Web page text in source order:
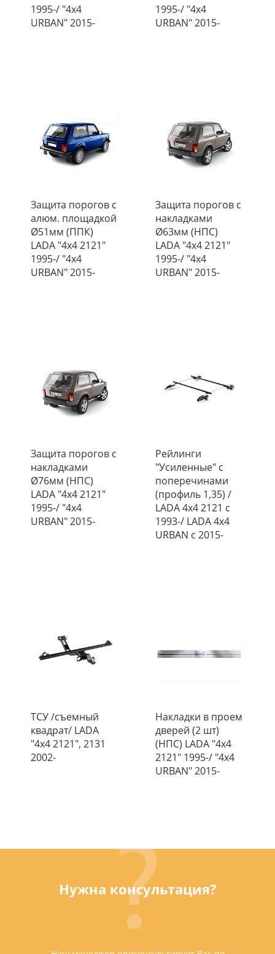
1995-/ "4x4
URBAN" 2015-
1995-/ "4x4
URBAN" 2015-
Защита порогов с
алюм. площадкой
Ø51мм (ППК)
LADA "4х4 2121"
1995-/ "4x4
URBAN" 2015-
Защита порогов с
накладками
Ø63мм (НПС)
LADA "4х4 2121"
1995-/ "4x4
URBAN" 2015-
Защита порогов с
накладками
Ø76мм (НПС)
LADA "4х4 2121"
1995-/ "4x4
URBAN" 2015-
Рейлинги
"Усиленные" с
поперечинами
(профиль 1,35) /
LADA 4x4 2121 c
1993-/ LADA 4x4
URBAN с 2015-
ТСУ /съемный
квадрат/ LADA
"4х4 2121", 2131
2002-
Накладки в проем
дверей (2 шт)
(НПС) LADA "4х4
2121" 1995-/ "4x4
URBAN" 2015-
Нужна консультация?